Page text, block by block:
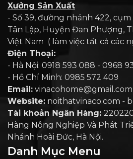
Xưởng Sản Xuất
- Số 39, đường nhánh 422, cụm
Tân Lập, Huyện Đan Phượng,
Việt Nam ( làm việc tất cả các
Điện Thoại:
- Hà Nội: 0918 593 088 - 0968
- Hồ Chí Minh: 0985 572 409
Email: vinacohome@gmail.com
Website: noithatvinaco.com -
Tài khoản Ngân Hàng:
Hàng Nông Nghiệp Và Phát
Nhánh Hoài Đức, Hà Nội.
Danh Mục Menu